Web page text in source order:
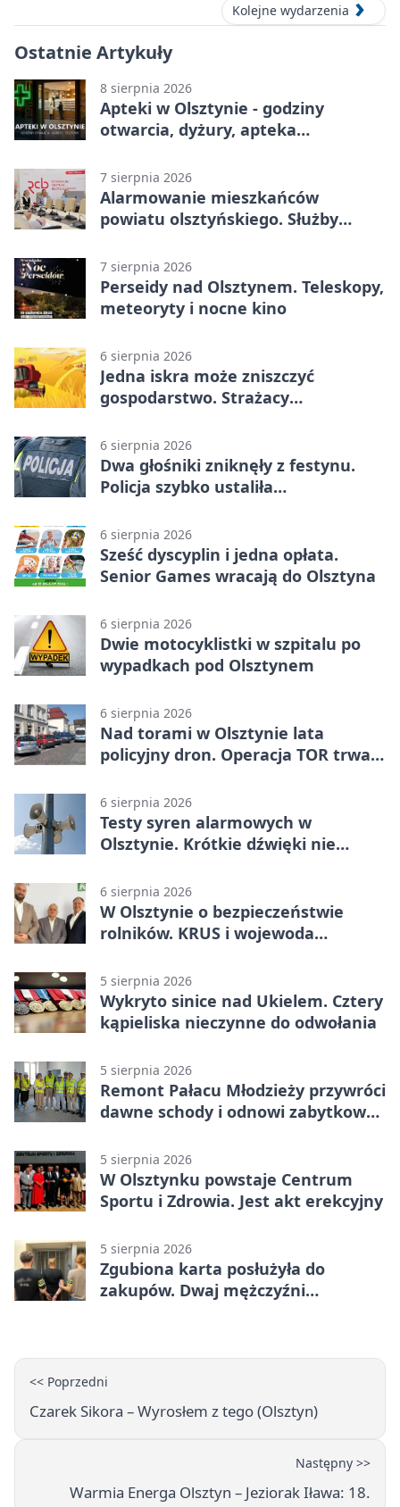
Kolejne wydarzenia
Ostatnie Artykuły
8 sierpnia 2026
Apteki w Olsztynie - godziny
otwarcia, dyżury, apteka
7 sierpnia 2026
Alarmowanie mieszkańców
powiatu olsztyńskiego. Służby
7 sierpnia 2026
Perseidy nad Olsztynem. Teleskopy,
meteoryty i nocne kino
6 sierpnia 2026
Jedna iskra może zniszczyć
gospodarstwo. Strażacy
6 sierpnia 2026
Dwa głośniki zniknęły z festynu.
Policja szybko ustaliła
6 sierpnia 2026
Sześć dyscyplin i jedna opłata.
Senior Games wracają do Olsztyna
6 sierpnia 2026
Dwie motocyklistki w szpitalu po
wypadkach pod Olsztynem
6 sierpnia 2026
Nad torami w Olsztynie lata
policyjny dron. Operacja TOR trwa
6 sierpnia 2026
Testy syren alarmowych w
Olsztynie. Krótkie dźwięki nie
6 sierpnia 2026
W Olsztynie o bezpieczeństwie
rolników. KRUS i wojewoda
5 sierpnia 2026
Wykryto sinice nad Ukielem. Cztery
kąpieliska nieczynne do odwołania
5 sierpnia 2026
Remont Pałacu Młodzieży przywróci
dawne schody i odnowi zabytkowy
5 sierpnia 2026
W Olsztynku powstaje Centrum
Sportu i Zdrowia. Jest akt erekcyjny
5 sierpnia 2026
Zgubiona karta posłużyła do
zakupów. Dwaj mężczyźni
<< Poprzedni
Czarek Sikora – Wyrosłem z tego (Olsztyn)
Następny >>
Warmia Energa Olsztyn – Jeziorak Iława: 18.